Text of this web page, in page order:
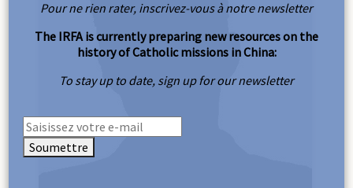
Pour ne rien rater, inscrivez-vous à notre newsletter
The IRFA is currently preparing new resources on the
history of Catholic missions in China:
To stay up to date, sign up for our newsletter
Soumettre